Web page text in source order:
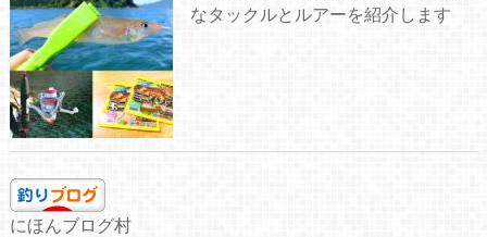
なタックルとルアーを紹介します
にほんブログ村